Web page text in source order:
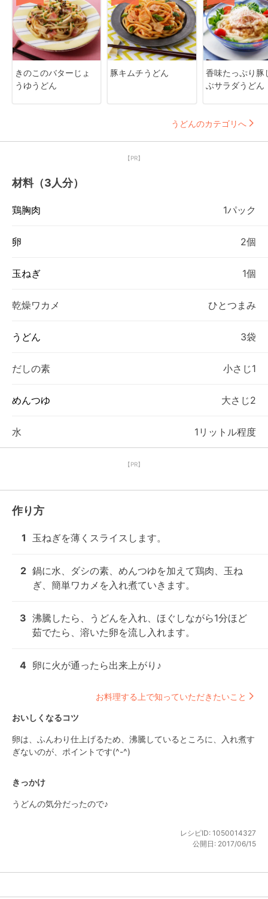
きのこのバターじょ
うゆうどん
豚キムチうどん
香味たっぷり豚
ぶサラダうどん
うどんのカテゴリへ
【PR】
材料（3人分）
鶏胸肉 1パック
卵 2個
玉ねぎ 1個
乾燥ワカメ ひとつまみ
うどん 3袋
だしの素 小さじ1
めんつゆ 大さじ2
水 1リットル程度
【PR】
作り方
1 玉ねぎを薄くスライスします。
2 鍋に水、ダシの素、めんつゆを加えて鶏肉、玉ね
ぎ、簡単ワカメを入れ煮ていきます。
3 沸騰したら、うどんを入れ、ほぐしながら1分ほど
茹でたら、溶いた卵を流し入れます。
4 卵に火が通ったら出来上がり♪
お料理する上で知っていただきたいこと
おいしくなるコツ
卵は、ふんわり仕上げるため、沸騰しているところに、入れ煮す
ぎないのが、ポイントです(^-^)
きっかけ
うどんの気分だったので♪
レシピID: 1050014327
公開日: 2017/06/15